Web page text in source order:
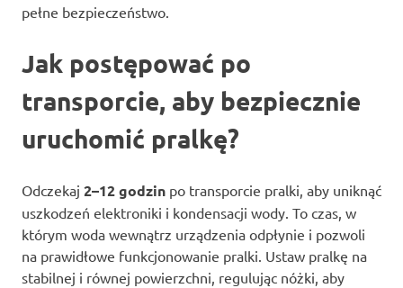
pełne bezpieczeństwo.
Jak postępować po
transporcie, aby bezpiecznie
uruchomić pralkę?
Odczekaj 2–12 godzin po transporcie pralki, aby uniknąć
uszkodzeń elektroniki i kondensacji wody. To czas, w
którym woda wewnątrz urządzenia odpłynie i pozwoli
na prawidłowe funkcjonowanie pralki. Ustaw pralkę na
stabilnej i równej powierzchni, regulując nóżki, aby